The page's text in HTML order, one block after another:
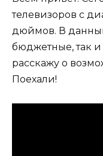
телевизоров с
дюймов. В
бюджетные, так
расскажу о
Поехали!